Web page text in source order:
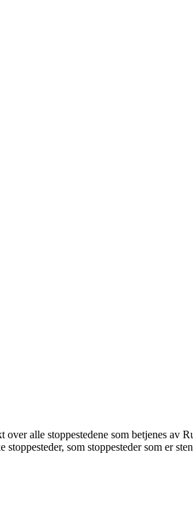
alle stoppestedene som betjenes av
som stoppesteder som er